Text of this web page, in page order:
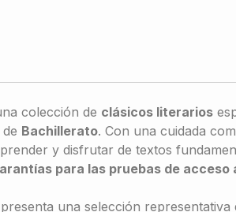
colección de clásicos literarios
Bachillerato. Con una cuidada
y disfrutar de textos
para las pruebas de acceso
una selección